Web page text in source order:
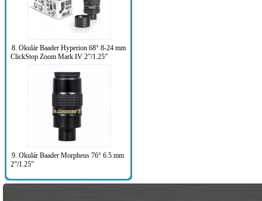
8. Okulár Baader Hyperion 68° 8-24 mm
ClickStop Zoom Mark IV 2”/1.25”
9. Okulár Baader Morpheus 76° 6.5 mm
2”/1.25”